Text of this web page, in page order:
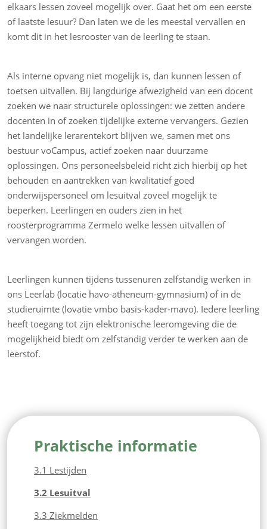
elkaars lessen zoveel mogelijk over. Gaat het om een eerste
of laatste lesuur? Dan laten we de les meestal vervallen en
komt dit in het lesrooster van de leerling te staan.
Als interne opvang niet mogelijk is, dan kunnen lessen of
toetsen uitvallen. Bij langdurige afwezigheid van een docent
zoeken we naar structurele oplossingen: we zetten andere
docenten in of zoeken tijdelijke externe vervangers. Gezien
het landelijke lerarentekort blijven we, samen met ons
bestuur voCampus, actief zoeken naar duurzame
oplossingen. Ons personeelsbeleid richt zich hierbij op het
behouden en aantrekken van kwalitatief goed
onderwijspersoneel om lesuitval zoveel mogelijk te
beperken. Leerlingen en ouders zien in het
roosterprogramma Zermelo welke lessen uitvallen of
vervangen worden.
Leerlingen kunnen tijdens tussenuren zelfstandig werken in
ons Leerlab (locatie havo-atheneum-gymnasium) of in de
studieruimte (lovatie vmbo basis-kader-mavo). Iedere leerling
heeft toegang tot zijn elektronische leeromgeving die de
mogelijkheid biedt om zelfstandig verder te werken aan de
leerstof.
Praktische informatie
3.1 Lestijden
3.2 Lesuitval
3.3 Ziekmelden